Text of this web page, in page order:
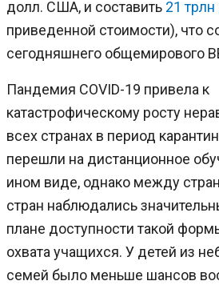
долл. США, и составить 21
приведенной стоимости), что
сегодняшнего общемирового
Пандемия COVID-19 привела к
катастрофическому росту
всех странах в период
перешли на дистанционное
ином виде, однако между
стран наблюдались
плане доступности такой
охвата учащихся. У детей из
семей было меньше шансов